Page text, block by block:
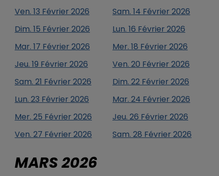
Ven. 13 Février 2026 Sam. 14 Février 2026
Dim. 15 Février 2026 Lun. 16 Février 2026
Mar. 17 Février 2026 Mer. 18 Février 2026
Jeu. 19 Février 2026 Ven. 20 Février 2026
Sam. 21 Février 2026 Dim. 22 Février 2026
Lun. 23 Février 2026 Mar. 24 Février 2026
Mer. 25 Février 2026 Jeu. 26 Février 2026
Ven. 27 Février 2026 Sam. 28 Février 2026
MARS2026